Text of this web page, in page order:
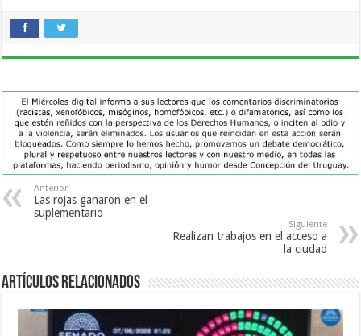
Anterior
Las rojas ganaron en el
suplementario
Siguiente
Realizan trabajos en el acceso a
la ciudad
Artículos Relacionados